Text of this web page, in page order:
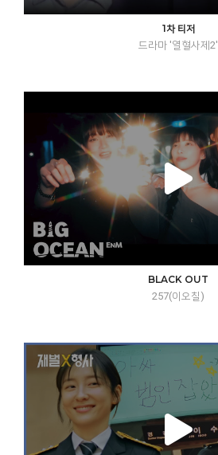
1차 티저
드라마 '열혈사제2'
BLACK OUT
257(이오칠)